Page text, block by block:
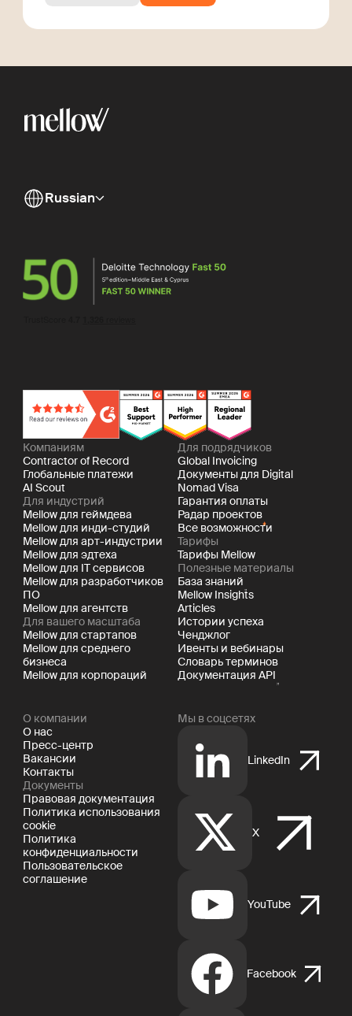
Russian
Компаниям
Contractor of Record
Глобальные платежи
AI Scout
Для индустрий
Mellow для геймдева
Mellow для инди-студий
Mellow для арт-индустрии
Mellow для эдтеха
Mellow для IT сервисов
Mellow для разработчиков
ПО
Mellow для агентств
Для вашего масштаба
Mellow для стартапов
Mellow для среднего
бизнеса
Mellow для корпораций
Для подрядчиков
Global Invoicing
Документы для Digital
Nomad Visa
Гарантия оплаты
Радар проектов
Все возможности
Тарифы
Тарифы Mellow
Полезные материалы
База знаний
Mellow Insights
Articles
Истории успеха
Ченджлог
Ивенты и вебинары
Словарь терминов
Документация API
О компании
О нас
Пресс-центр
Вакансии
Контакты
Документы
Правовая документация
Политика использования
cookie
Политика
конфиденциальности
Пользовательское
соглашение
Мы в соцсетях
LinkedIn
X
YouTube
Facebook